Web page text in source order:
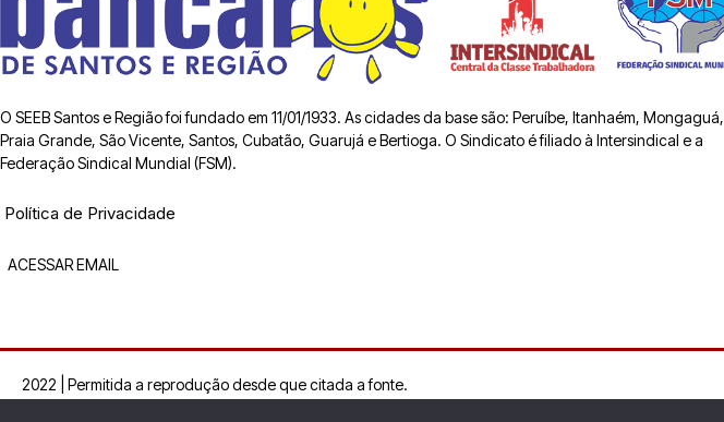
O SEEB Santos e Região foi fundado em 11/01/1933. As cidades da base são: Peruíbe, Itanhaém, Mongaguá,
Praia Grande, São Vicente, Santos, Cubatão, Guarujá e Bertioga. O Sindicato é filiado à Intersindical e a
Federação Sindical Mundial (FSM).
Política de Privacidade
ACESSAR EMAIL
2022 | Permitida a reprodução desde que citada a fonte.